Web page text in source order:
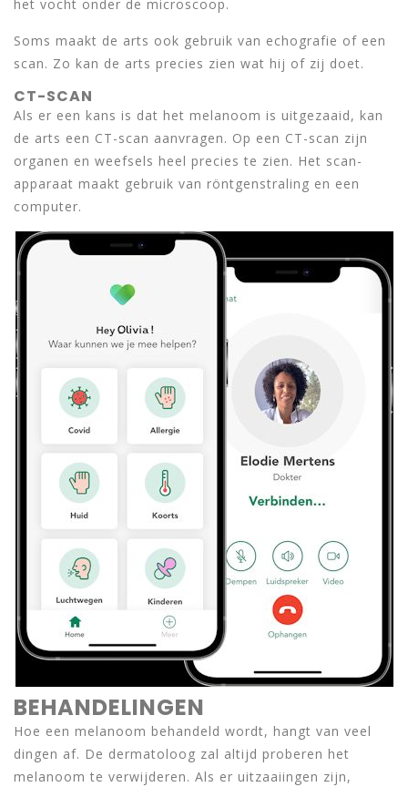
het vocht onder de microscoop.
Soms maakt de arts ook gebruik van echografie of een
scan. Zo kan de arts precies zien wat hij of zij doet.
CT-SCAN
Als er een kans is dat het melanoom is uitgezaaid, kan
de arts een CT-scan aanvragen. Op een CT-scan zijn
organen en weefsels heel precies te zien. Het scan-
apparaat maakt gebruik van röntgenstraling en een
computer.
BEHANDELINGEN
Hoe een melanoom behandeld wordt, hangt van veel
dingen af. De dermatoloog zal altijd proberen het
melanoom te verwijderen. Als er uitzaaiingen zijn,